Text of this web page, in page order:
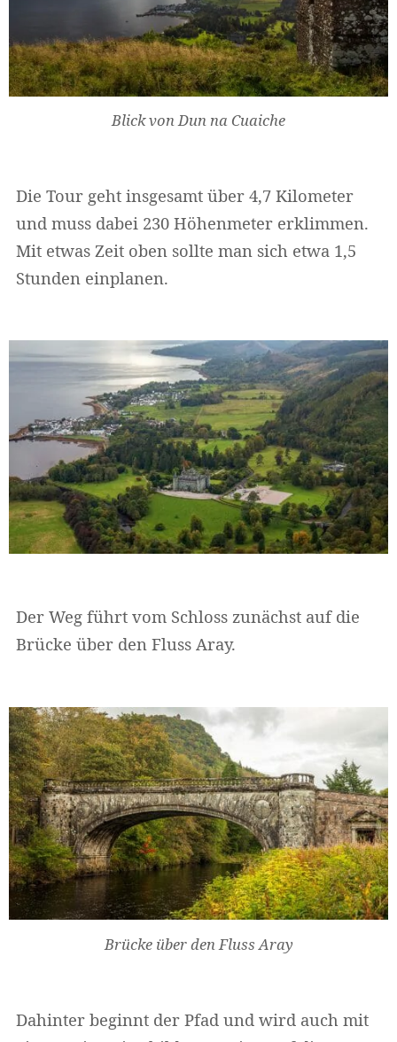
Blick von Dun na Cuaiche
Die Tour geht insgesamt über 4,7 Kilometer
und muss dabei 230 Höhenmeter erklimmen.
Mit etwas Zeit oben sollte man sich etwa 1,5
Stunden einplanen.
Der Weg führt vom Schloss zunächst auf die
Brücke über den Fluss Aray.
Brücke über den Fluss Aray
Dahinter beginnt der Pfad und wird auch mit